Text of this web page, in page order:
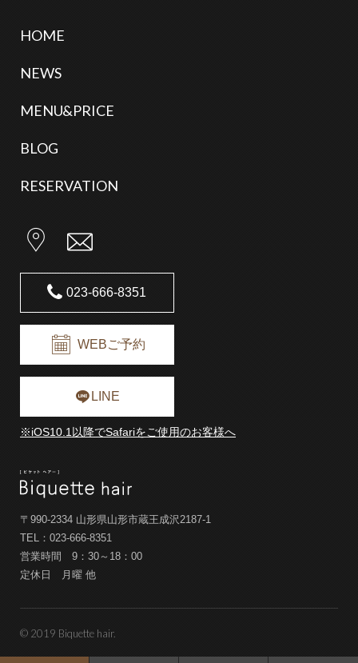
〒990-2334 山形県山形市蔵王成沢2187-1
TEL： 023-666-8351
営業時間 9：30～18：00
定休日 月曜 他
HOME
NEWS
MENU&PRICE
BLOG
RESERVATION
023-666-8351
WEBご予約
LINE
※iOS10.1以降でSafariをご使用のお客様へ
© 2019 Biquette hair.